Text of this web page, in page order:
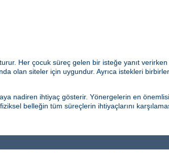
Her çocuk süreç gelen bir isteğe yanıt
olan siteler için uygundur. Ayrıca istekleri
nadiren ihtiyaç gösterir. Yönergelerin en önemlisi
belleğin tüm süreçlerin ihtiyaçlarını